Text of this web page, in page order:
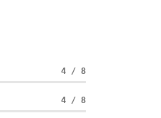
4 / 8
4 / 8